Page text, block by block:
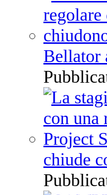
Bellator
chiude